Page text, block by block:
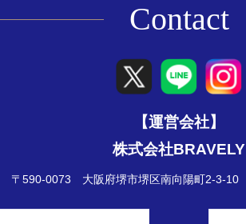
Contact
【運営会社】
株式会社BRAVELY
〒590-0073 大阪府堺市堺区南向陽町2-3-10